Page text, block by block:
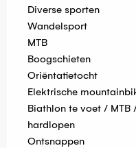
Diverse sporten
Wandelsport
MTB
Boogschieten
Oriëntatietocht
Elektrische
Biathlon te voet / MTB
hardlopen
Ontsnappen